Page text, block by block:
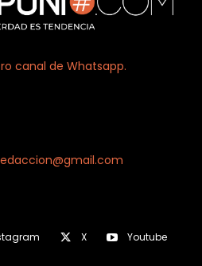
canal de Whatsapp.
X Youtube